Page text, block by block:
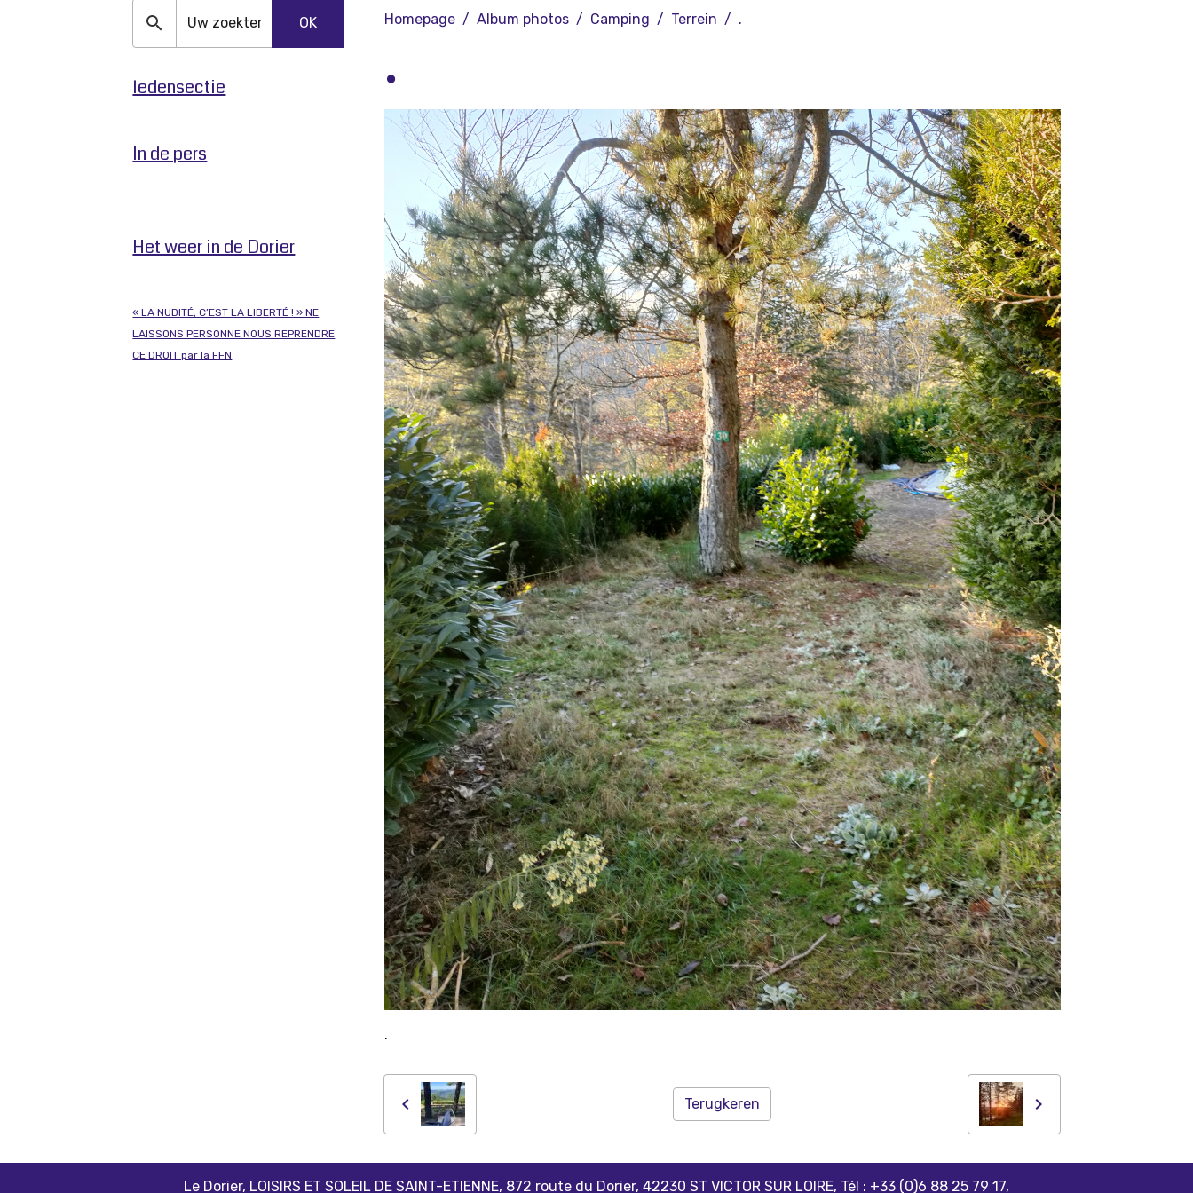
Homepage Album photos Camping Terrein .
.
.
Terugkeren
OK
ledensectie
In de pers
Het weer in de Dorier
« LA NUDITÉ, C’EST LA LIBERTÉ ! » NE
LAISSONS PERSONNE NOUS REPRENDRE
CE DROIT par la FFN
Le Dorier, LOISIRS ET SOLEIL DE SAINT-ETIENNE, 872 route du Dorier, 42230 ST VICTOR SUR LOIRE, Tél : +33 (0)6 88 25 79 17,